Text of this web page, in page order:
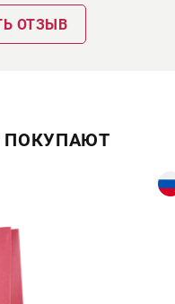
ОТЗЫВ
ПОКУПАЮТ